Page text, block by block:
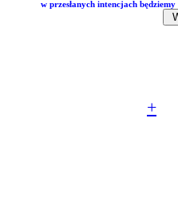
w przesłanych intencjach
+